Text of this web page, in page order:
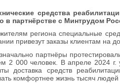
средства
в партнёрстве с Минтрудом
региона специальные
привезут заказы клиентам на
партнёры
000 человек. В апреле 2024 г.
доставка средств
комфортнее жизнь тысяч людей